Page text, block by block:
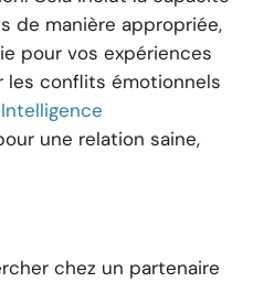
de manière appropriée,
pour vos expériences
les conflits émotionnels
Intelligence
une relation saine,
chez un partenaire